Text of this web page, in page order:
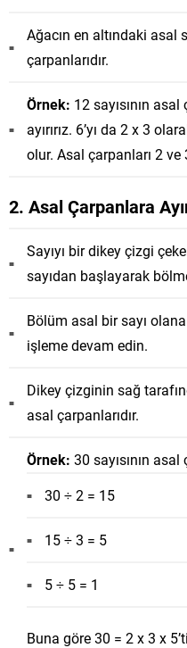
Ağacın en altındaki asal
çarpanlarıdır.
Örnek: 12 sayısının
ayırırız. 6’yı da 2 x 3
olur. Asal çarpanları 2 ve
2. Asal Çarpanlara
Sayıyı bir dikey çizgi
sayıdan başlayarak
Bölüm asal bir sayı
işleme devam edin.
Dikey çizginin sağ
asal çarpanlarıdır.
Örnek: 30 sayısının
30 ÷ 2 = 15
15 ÷ 3 = 5
5 ÷ 5 = 1
Buna göre 30 = 2 x 3 x